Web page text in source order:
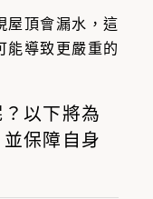
屋頂會漏水，這
能導致更嚴重的
以下將為
保障自身